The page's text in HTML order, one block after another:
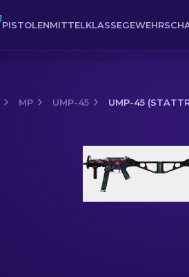
PISTOLENMITTELKLASSEGEWEHR
MP UMP-45 UMP-45
UMP-45 (StatTrak™) | Neo-